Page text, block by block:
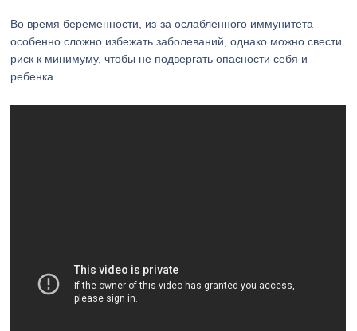
Во время беременности, из-за ослабленного иммунитета
особенно сложно избежать заболеваний, однако можно свести
риск к минимуму, чтобы не подвергать опасности себя и
ребенка.